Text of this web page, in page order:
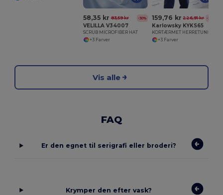
58,35 kr 83,59 kr -30%
VELILLA V34007
SCRUB MICROFIBER HAT
+3 Farver
159,76 kr 226,91 kr -30%
Karlowsky KYKS65
+3 Farver
Vis alle
FAQ
Er den egnet til serigrafi eller broderi?
Krymper den efter vask?